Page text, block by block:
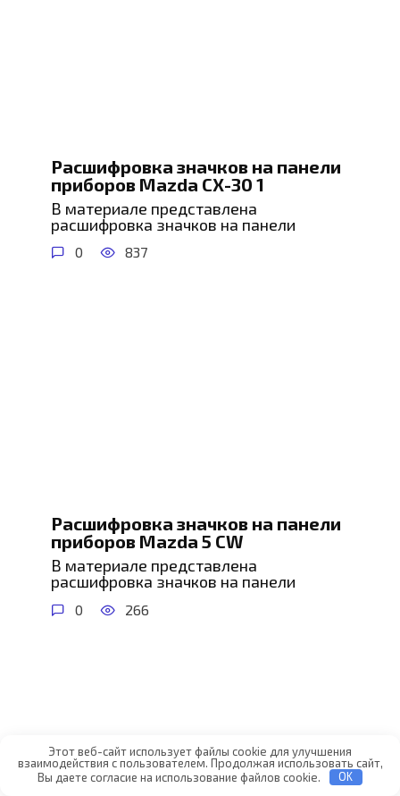
Расшифровка значков на панели
приборов Mazda CX-30 1
В материале представлена
расшифровка значков на панели
0 837
Расшифровка значков на панели
приборов Mazda 5 CW
В материале представлена
расшифровка значков на панели
0 266
Этот веб-сайт использует файлы cookie для улучшения
взаимодействия с пользователем. Продолжая использовать сайт,
Вы даете согласие на использование файлов cookie.
OK